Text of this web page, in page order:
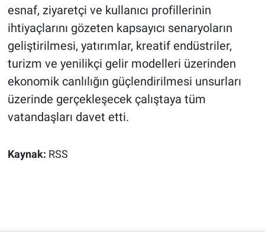
esnaf, ziyaretçi ve kullanıcı profillerinin
ihtiyaçlarını gözeten kapsayıcı senaryoların
geliştirilmesi, yatırımlar, kreatif endüstriler,
turizm ve yenilikçi gelir modelleri üzerinden
ekonomik canlılığın güçlendirilmesi unsurları
üzerinde gerçekleşecek çalıştaya tüm
vatandaşları davet etti.
Kaynak: RSS